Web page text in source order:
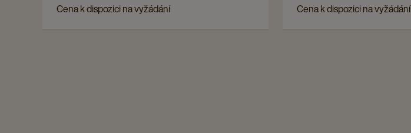
Cena k dispozici na vyžádání
Cena k dispozici na vyžádání